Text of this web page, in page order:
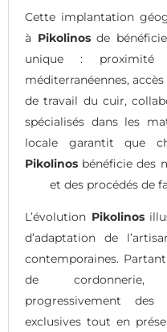
Cette implantation
à Pikolinosde
unique : proximité
méditerranéennes,
de travail du cuir,
spécialisés dans les
locale garantit que
Pikolinos bénéficie des
et des procédés de
L’évolution Pikolinos
d’adaptation de
contemporaines.
de cordonnerie,
progressivement des
exclusives tout en